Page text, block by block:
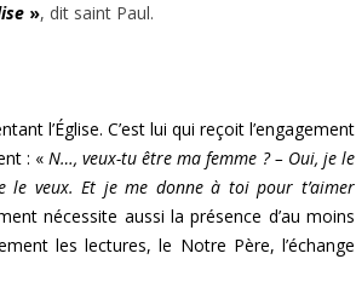
», dit saint Paul.
l’Église. C’est lui qui reçoit l’engagement
: «N…, veux-tu être ma femme ? – Oui, je le
veux. Et je me donne à toi pour t’aimer
nécessite aussi la présence d’au moins
les lectures, le Notre Père, l’échange